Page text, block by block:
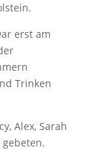
erst am
Trinken
Alex, Sarah